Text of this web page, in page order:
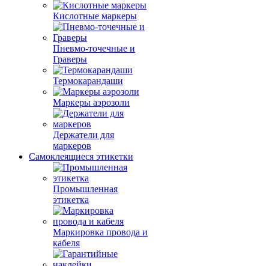
Кислотные маркеры
Пневмо-точечные и
Граверы
Термокарандаши
Маркеры аэрозоли
Держатели для
маркеров
Самоклеящиеся этикетки
Промышленная
этикетка
Маркировка провода и
кабеля